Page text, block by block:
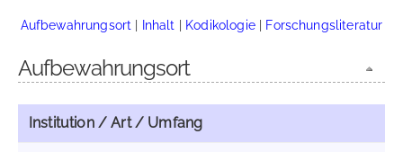
Aufbewahrungsort | Inhalt | Kodikologie| Forschungsliteratur
Aufbewahrungsort
Institution / Art / Umfang